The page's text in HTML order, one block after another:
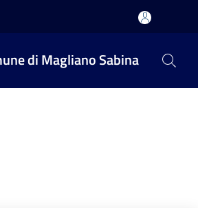
di Magliano Sabina